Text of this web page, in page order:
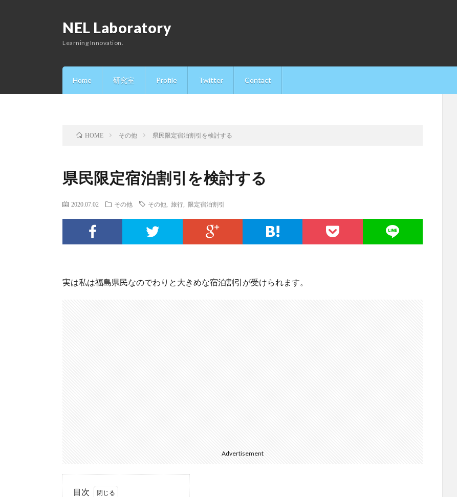
NEL Laboratory
Learning Innovation.
Home 研究室 Profile Twitter Contact
HOME その他 県民限定宿泊割引を検討する
県民限定宿泊割引を検討する
2020.07.02 その他 その他 旅行 限定宿泊割引
実は私は福島県民なのでわりと大きめな宿泊割引が受けられます。
Advertisement
目次